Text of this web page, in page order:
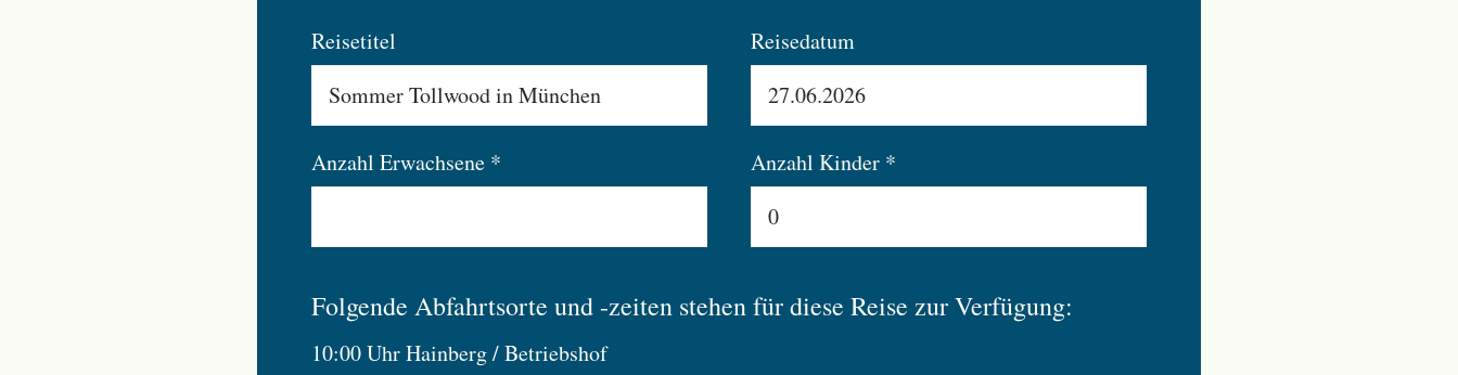
Reisetitel Reisedatum
Anzahl Erwachsene * Anzahl Kinder *
Folgende Abfahrtsorte und -zeiten stehen für diese Reise zur Verfügung:
10:00 Uhr Hainberg / Betriebshof